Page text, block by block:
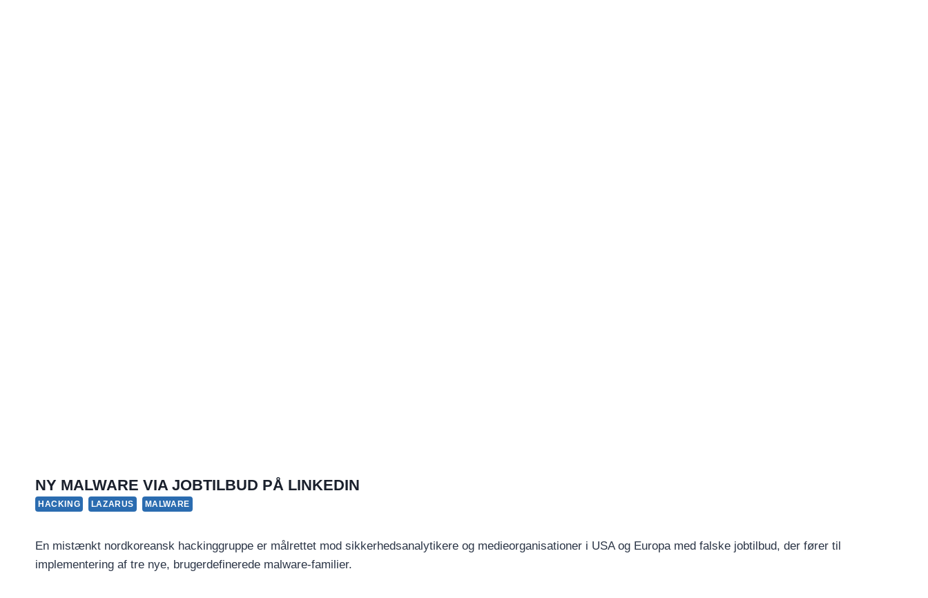
NY MALWARE VIA JOBTILBUD PÅ LINKEDIN
HACKING LAZARUS MALWARE
En mistænkt nordkoreansk hackinggruppe er målrettet mod sikkerhedsanalytikere og medieorganisationer i USA og Europa med falske jobtilbud, der fører til
implementering af tre nye, brugerdefinerede malware-familier.